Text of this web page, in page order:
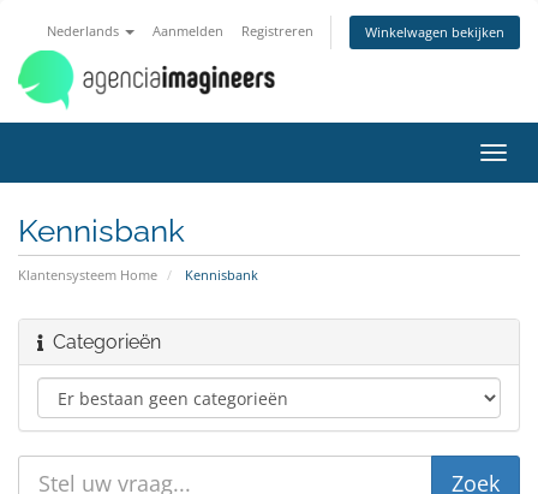
Nederlands Aanmelden Registreren Winkelwagen bekijken
in-/
Kennisbank
Klantensysteem Home Kennisbank
Categorieën